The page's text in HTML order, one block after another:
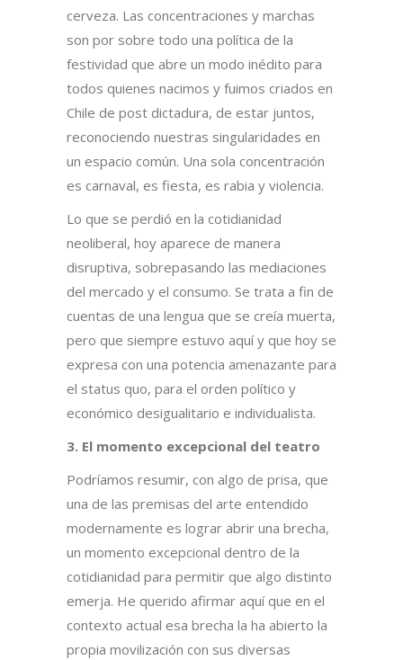
cerveza. Las concentraciones y marchas
son por sobre todo una política de la
festividad que abre un modo inédito para
todos quienes nacimos y fuimos criados en
Chile de post dictadura, de estar juntos,
reconociendo nuestras singularidades en
un espacio común. Una sola concentración
es carnaval, es fiesta, es rabia y violencia.
Lo que se perdió en la cotidianidad
neoliberal, hoy aparece de manera
disruptiva, sobrepasando las mediaciones
del mercado y el consumo. Se trata a fin de
cuentas de una lengua que se creía muerta,
pero que siempre estuvo aquí y que hoy se
expresa con una potencia amenazante para
el status quo, para el orden político y
económico desigualitario e individualista.
3. El momento excepcional del teatro
Podríamos resumir, con algo de prisa, que
una de las premisas del arte entendido
modernamente es lograr abrir una brecha,
un momento excepcional dentro de la
cotidianidad para permitir que algo distinto
emerja. He querido afirmar aquí que en el
contexto actual esa brecha la ha abierto la
propia movilización con sus diversas